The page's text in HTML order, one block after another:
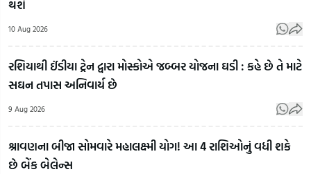
થશે
10 Aug 2026
રશિયાથી ઈંડીયા ટ્રેન દ્વારા મોસ્કોએ જબ્બર યોજના ઘડી : કહે છે તે માટે
સઘન તપાસ અનિવાર્ય છે
9 Aug 2026
શ્રાવણના બીજા સોમવારે મહાલક્ષ્મી યોગ! આ 4 રાશિઓનું વધી શકે
છે બેંક બેલેન્સ